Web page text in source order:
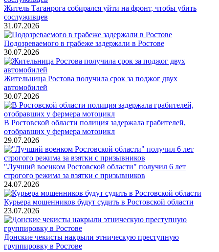
Житель Таганрога собирался уйти на фронт, чтобы убить
сослуживцев
31.07.2026
Подозреваемого в грабеже задержали в Ростове
30.07.2026
Жительница Ростова получила срок за поджог двух
автомобилей
30.07.2026
В Ростовской области полиция задержала грабителей,
отобравших у фермера мотоцикл
29.07.2026
"Лучший военком Ростовской области" получил 6 лет
строгого режима за взятки с призывников
24.07.2026
Курьера мошенников будут судить в Ростовской области
23.07.2026
Донские чекисты накрыли этническую преступную
группировку в Ростове